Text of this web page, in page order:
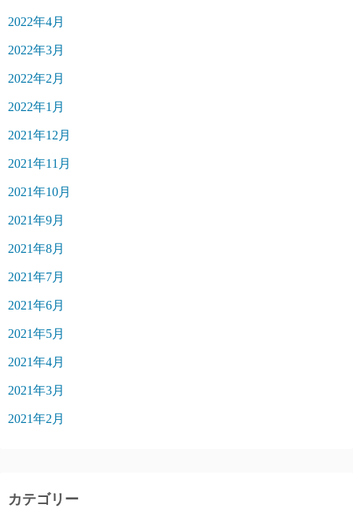
2022年4月
2022年3月
2022年2月
2022年1月
2021年12月
2021年11月
2021年10月
2021年9月
2021年8月
2021年7月
2021年6月
2021年5月
2021年4月
2021年3月
2021年2月
カテゴリー